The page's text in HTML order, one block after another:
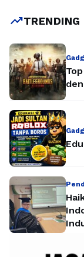
trending_upTRENDING